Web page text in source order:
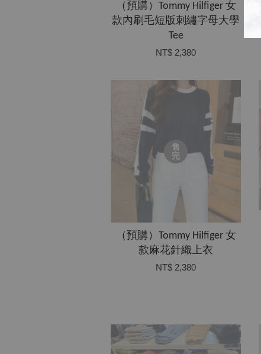
（預購）Tommy Hilfiger 女
款內刷毛短版刺繡字母大學
Tee
NT$ 2,380
售
完
（預購）Tommy Hilfiger 女
款麻花針織上衣
NT$ 2,380